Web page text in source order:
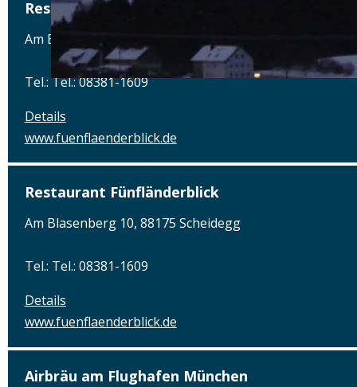
Restaurant Fünfländerblick
Am Blasenberg 10, 88175 Scheidegg
Tel.: Tel.: 08381-1609
Details
www.fuenflaenderblick.de
Restaurant Fünfländerblick
Am Blasenberg 10, 88175 Scheidegg
Tel.: Tel.: 08381-1609
Details
www.fuenflaenderblick.de
Airbräu am Flughafen München